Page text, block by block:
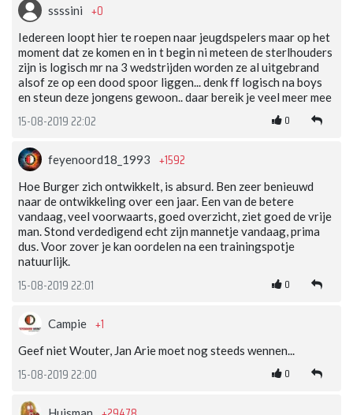
ssssini +0
Iedereen loopt hier te roepen naar jeugdspelers maar op het
moment dat ze komen en in t begin ni meteen de sterlhouders
zijn is logisch mr na 3 wedstrijden worden ze al uitgebrand
alsof ze op een dood spoor liggen... denk ff logisch na boys
en steun deze jongens gewoon.. daar bereik je veel meer mee
15-08-2019 22:02 0
feyenoord18_1993 +1592
Hoe Burger zich ontwikkelt, is absurd. Ben zeer benieuwd
naar de ontwikkeling over een jaar. Een van de betere
vandaag, veel voorwaarts, goed overzicht, ziet goed de vrije
man. Stond verdedigend echt zijn mannetje vandaag, prima
dus. Voor zover je kan oordelen na een trainingspotje
natuurlijk.
15-08-2019 22:01 0
Campie +1
Geef niet Wouter, Jan Arie moet nog steeds wennen...
15-08-2019 22:00 0